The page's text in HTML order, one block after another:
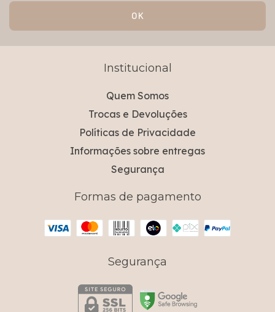
Institucional
Quem Somos
Trocas e Devoluções
Políticas de Privacidade
Informações sobre entregas
Segurança
Formas de pagamento
Segurança